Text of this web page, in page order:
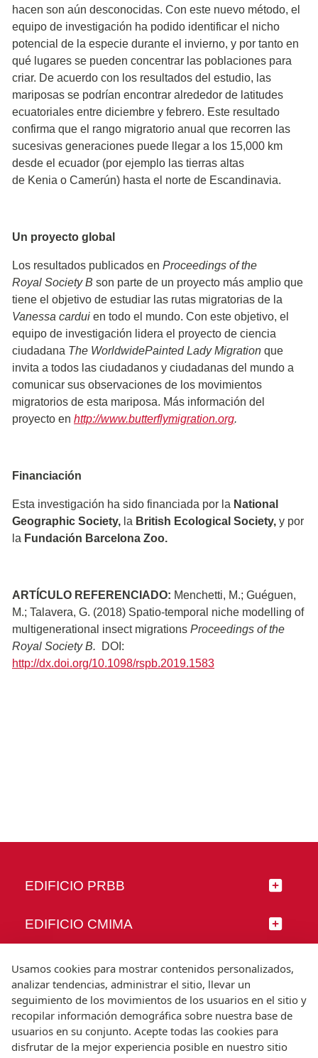
hacen son aún desconocidas. Con este nuevo método, el
equipo de investigación ha podido identificar el nicho
potencial de la especie durante el invierno, y por tanto en
qué lugares se pueden concentrar las poblaciones para
criar. De acuerdo con los resultados del estudio, las
mariposas se podrían encontrar alrededor de latitudes
ecuatoriales entre diciembre y febrero. Este resultado
confirma que el rango migratorio anual que recorren las
sucesivas generaciones puede llegar a los 15,000 km
desde el ecuador (por ejemplo las tierras altas
de Kenia o Camerún) hasta el norte de Escandinavia.
Un proyecto global
Los resultados publicados en Proceedings of the
Royal Society B son parte de un proyecto más amplio que
tiene el objetivo de estudiar las rutas migratorias de la
Vanessa cardui en todo el mundo. Con este objetivo, el
equipo de investigación lidera el proyecto de ciencia
ciudadana The WorldwidePainted Lady Migration que
invita a todos las ciudadanos y ciudadanas del mundo a
comunicar sus observaciones de los movimientos
migratorios de esta mariposa. Más información del
proyecto en http://www.butterflymigration.org.
Financiación
Esta investigación ha sido financiada por la National
Geographic Society, la British Ecological Society, y por
la Fundación Barcelona Zoo.
ARTÍCULO REFERENCIADO: Menchetti, M.; Guéguen,
M.; Talavera, G. (2018) Spatio-temporal niche modelling of
multigenerational insect migrations Proceedings of the
Royal Society B. DOI:
http://dx.doi.org/10.1098/rspb.2019.1583
EDIFICIO PRBB
EDIFICIO CMIMA
SÍGUENOS
© Universitat Pompeu Fabra
Usamos cookies para mostrar contenidos personalizados,
analizar tendencias, administrar el sitio, llevar un
seguimiento de los movimientos de los usuarios en el sitio y
recopilar información demográfica sobre nuestra base de
usuarios en su conjunto. Acepte todas las cookies para
disfrutar de la mejor experiencia posible en nuestro sitio